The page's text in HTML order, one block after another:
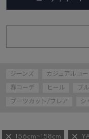
ジーンズ カジュアルコ
春コーデ ヒール ブ
ブーツカット/フレア シ
156cm~158cm